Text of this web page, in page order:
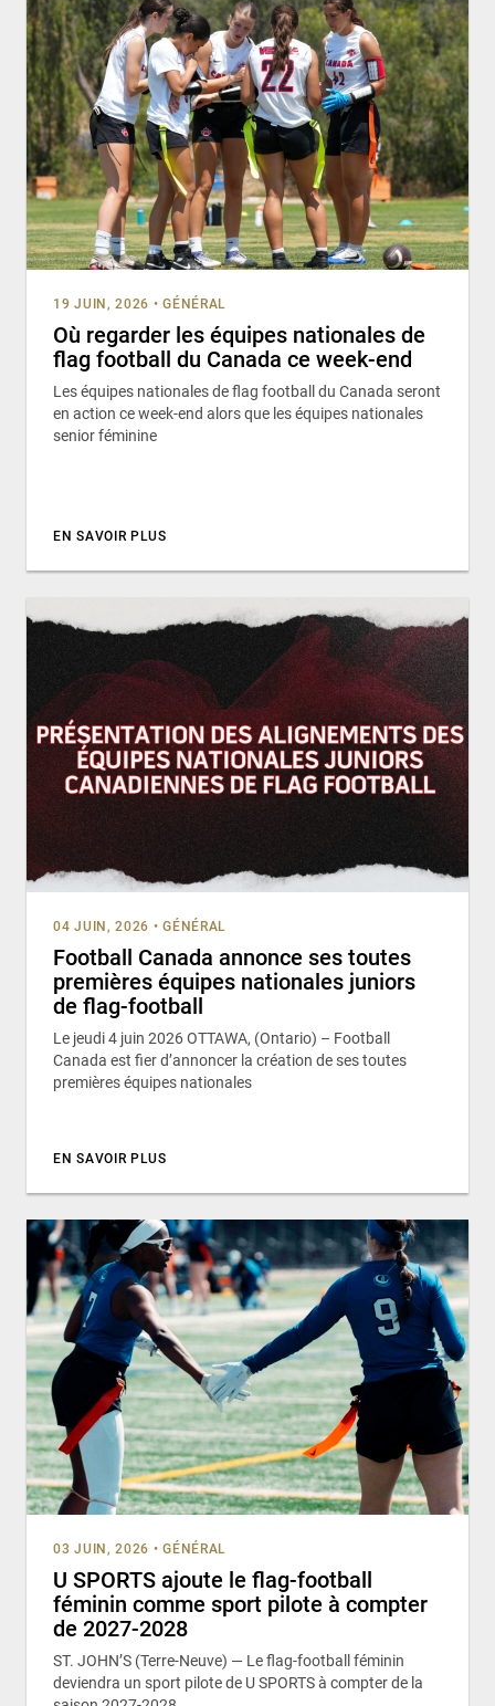
19 JUIN, 2026 • GÉNÉRAL
Où regarder les équipes nationales de
flag football du Canada ce week-end
Les équipes nationales de flag football du Canada seront
en action ce week-end alors que les équipes nationales
senior féminine
EN SAVOIR PLUS
04 JUIN, 2026 • GÉNÉRAL
Football Canada annonce ses toutes
premières équipes nationales juniors
de flag-football
Le jeudi 4 juin 2026 OTTAWA, (Ontario) – Football
Canada est fier d’annoncer la création de ses toutes
premières équipes nationales
EN SAVOIR PLUS
03 JUIN, 2026 • GÉNÉRAL
U SPORTS ajoute le flag-football
féminin comme sport pilote à compter
de 2027-2028
ST. JOHN’S (Terre-Neuve) — Le flag-football féminin
deviendra un sport pilote de U SPORTS à compter de la